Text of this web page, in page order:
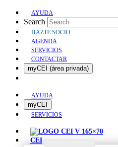
AYUDA
Search
HAZTE SOCIO
AGENDA
SERVICIOS
CONTACTAR
myCEI (área privada)
AYUDA
myCEI
SERVICIOS
CEI